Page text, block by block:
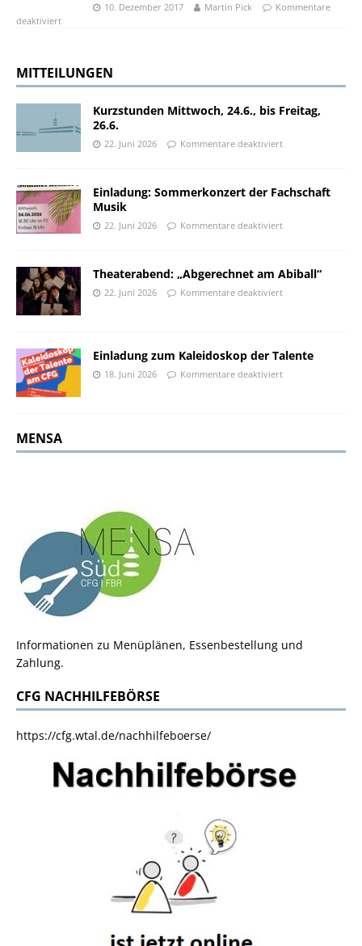
10. Dezember 2017 Martin Pick
Kommentare
deaktiviert
MITTEILUNGEN
Kurzstunden Mittwoch, 24.6., bis Freitag,
26.6.
22. Juni 2026 Kommentare deaktiviert
Einladung: Sommerkonzert der Fachschaft
Musik
22. Juni 2026 Kommentare deaktiviert
Theaterabend: „Abgerechnet am Abiball“
22. Juni 2026 Kommentare deaktiviert
Einladung zum Kaleidoskop der Talente
18. Juni 2026 Kommentare deaktiviert
MENSA
Informationen zu Menüplänen, Essenbestellung und
Zahlung.
CFG NACHHILFEBÖRSE
https://cfg.wtal.de/nachhilfeboerse/